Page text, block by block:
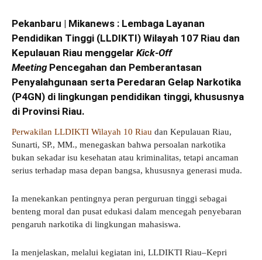
Pekanbaru | Mikanews : Lembaga Layanan
Pendidikan Tinggi (LLDIKTI) Wilayah 107 Riau dan
Kepulauan Riau menggelar Kick-Off
MeetingPencegahan dan Pemberantasan
Penyalahgunaan serta Peredaran Gelap Narkotika
(P4GN) di lingkungan pendidikan tinggi, khususnya
di Provinsi Riau.
Perwakilan LLDIKTI Wilayah 10 Riau dan Kepulauan Riau,
Sunarti, SP., MM., menegaskan bahwa persoalan narkotika
bukan sekadar isu kesehatan atau kriminalitas, tetapi ancaman
serius terhadap masa depan bangsa, khususnya generasi muda.
Ia menekankan pentingnya peran perguruan tinggi sebagai
benteng moral dan pusat edukasi dalam mencegah penyebaran
pengaruh narkotika di lingkungan mahasiswa.
Ia menjelaskan, melalui kegiatan ini, LLDIKTI Riau–Kepri